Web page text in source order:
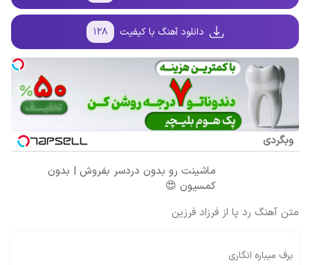
دانلود آهنگ با کیفیت ۱۲۸
وبگردی
ماشینت رو بدون دردسر بفروش | بدون
کمسیون 😍
متن آهنگ رد پا از فرزاد فرزین
برف میباره انگاری